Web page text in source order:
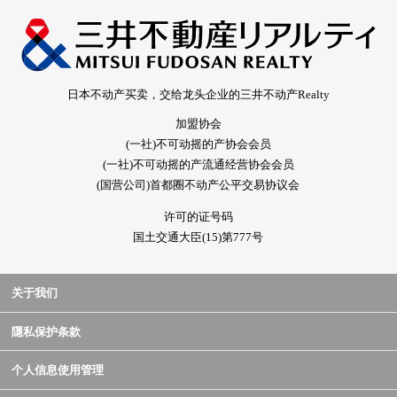
日本不动产买卖，交给龙头企业的三井不动产Realty
加盟协会
(一社)不可动摇的产协会会员
(一社)不可动摇的产流通经营协会会员
(国营公司)首都圈不动产公平交易协议会
许可的证号码
国土交通大臣(15)第777号
关于我们
隱私保护条款
个人信息使用管理